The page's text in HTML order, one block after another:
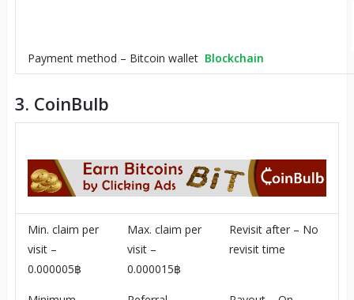
Payment method – Bitcoin wallet Blockchain
3. CoinBulb
Min. claim per
visit –
0.000005฿
Max. claim per
visit –
0.000015฿
Revisit after – No
revisit time